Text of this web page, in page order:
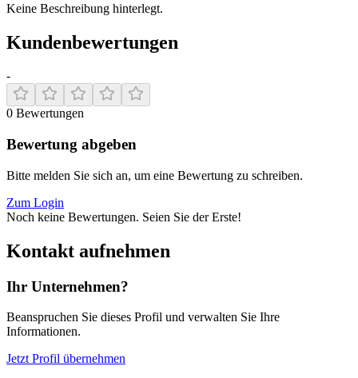
Keine Beschreibung hinterlegt.
Kundenbewertungen
-
0 Bewertungen
Bewertung abgeben
Bitte melden Sie sich an, um eine Bewertung zu schreiben.
Zum Login
Noch keine Bewertungen. Seien Sie der Erste!
Kontakt aufnehmen
Ihr Unternehmen?
Beanspruchen Sie dieses Profil und verwalten Sie Ihre
Informationen.
Jetzt Profil übernehmen